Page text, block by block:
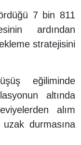
7 bin 811
ardından
stratejisini
eğiliminde
altında
alım
uzak durmasına